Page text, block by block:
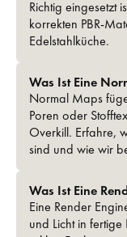
Richtig eingesetzt
korrekten PBR-
Edelstahl­küche.
Was Ist Eine
Normal Maps
Poren oder
Overkill. Erfahre,
sind und wie wir
Was Ist Eine
Eine Render
und Licht in